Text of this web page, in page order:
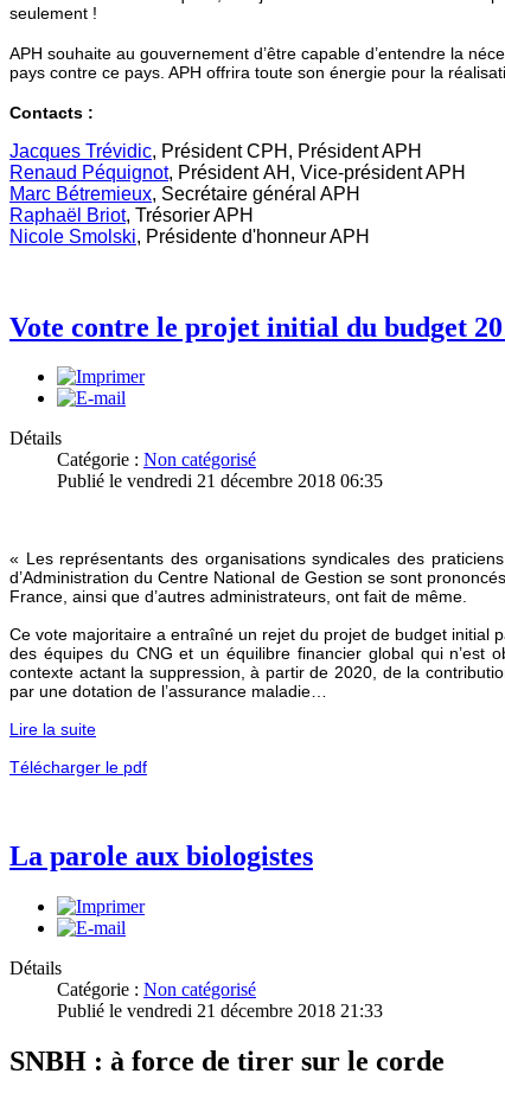
seulement !
APH souhaite au gouvernement d’être capable d’entendre la
pays contre ce pays. APH offrira toute son énergie pour la
Contacts :
Jacques Trévidic, Président CPH, Président APH
Renaud Péquignot, Président AH, Vice-président APH
Marc Bétremieux, Secrétaire général APH
Raphaël Briot, Trésorier APH
Nicole Smolski, Présidente d'honneur APH
Vote contre le projet initial du budget
Détails
Catégorie : Non catégorisé
Publié le vendredi 21 décembre 2018 06:35
« Les représentants des organisations syndicales des
d’Administration du Centre National de Gestion se sont
France, ainsi que d’autres administrateurs, ont fait de même.
Ce vote majoritaire a entraîné un rejet du projet de budget initial
des équipes du CNG et un équilibre financier global qui n’est
contexte actant la suppression, à partir de 2020, de la
par une dotation de l’assurance maladie…
Lire la suite
Télécharger le pdf
La parole aux biologistes
Détails
Catégorie : Non catégorisé
Publié le vendredi 21 décembre 2018 21:33
SNBH : à force de tirer sur le corde